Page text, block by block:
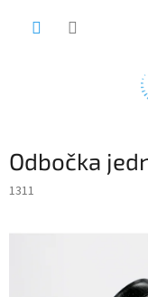
Odbočka
1311